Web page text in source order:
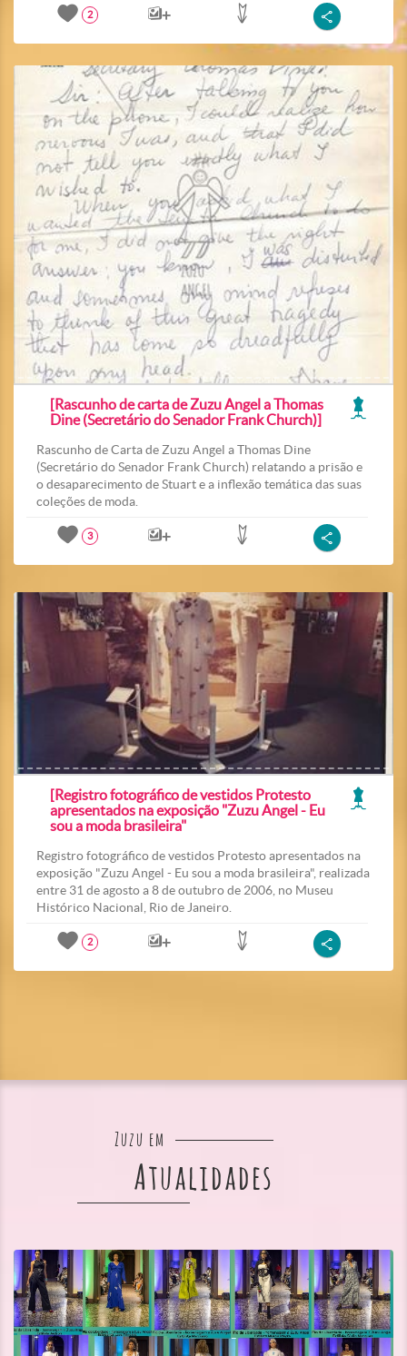
2
[Rascunho de carta de Zuzu Angel a Thomas
Dine (Secretário do Senador Frank Church)]
Rascunho de Carta de Zuzu Angel a Thomas Dine
(Secretário do Senador Frank Church) relatando a prisão e
o desaparecimento de Stuart e a inflexão temática das suas
coleções de moda.
3
[Registro fotográfico de vestidos Protesto
apresentados na exposição "Zuzu Angel - Eu
sou a moda brasileira"
Registro fotográfico de vestidos Protesto apresentados na
exposição "Zuzu Angel - Eu sou a moda brasileira", realizada
entre 31 de agosto a 8 de outubro de 2006, no Museu
Histórico Nacional, Rio de Janeiro.
2
Zuzu em
Atualidades